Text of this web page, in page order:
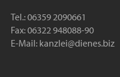
Tel.: 06359 2090661
Fax: 06322 948088-90
E-Mail: kanzlei@dienes.biz